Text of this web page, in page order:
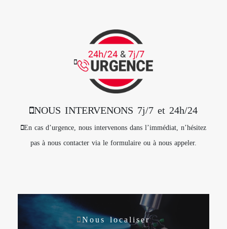
NOUS INTERVENONS 7j/7 et 24h/24
En cas d’urgence, nous intervenons dans l’immédiat, n’hésitez
pas à nous contacter via le formulaire ou à nous appeler.
Nous localiser